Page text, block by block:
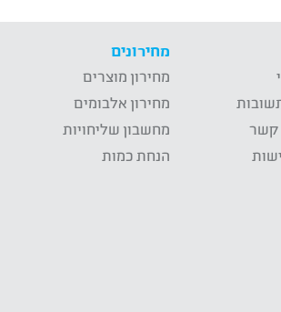
קשר
מחירונים
מחירון מוצרים
מחירון אלבומים
מחשבון שליחויות
הנחת כמות